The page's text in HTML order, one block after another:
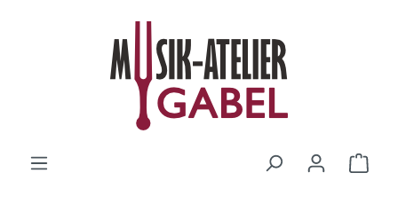
Zum Hauptinhalt springen